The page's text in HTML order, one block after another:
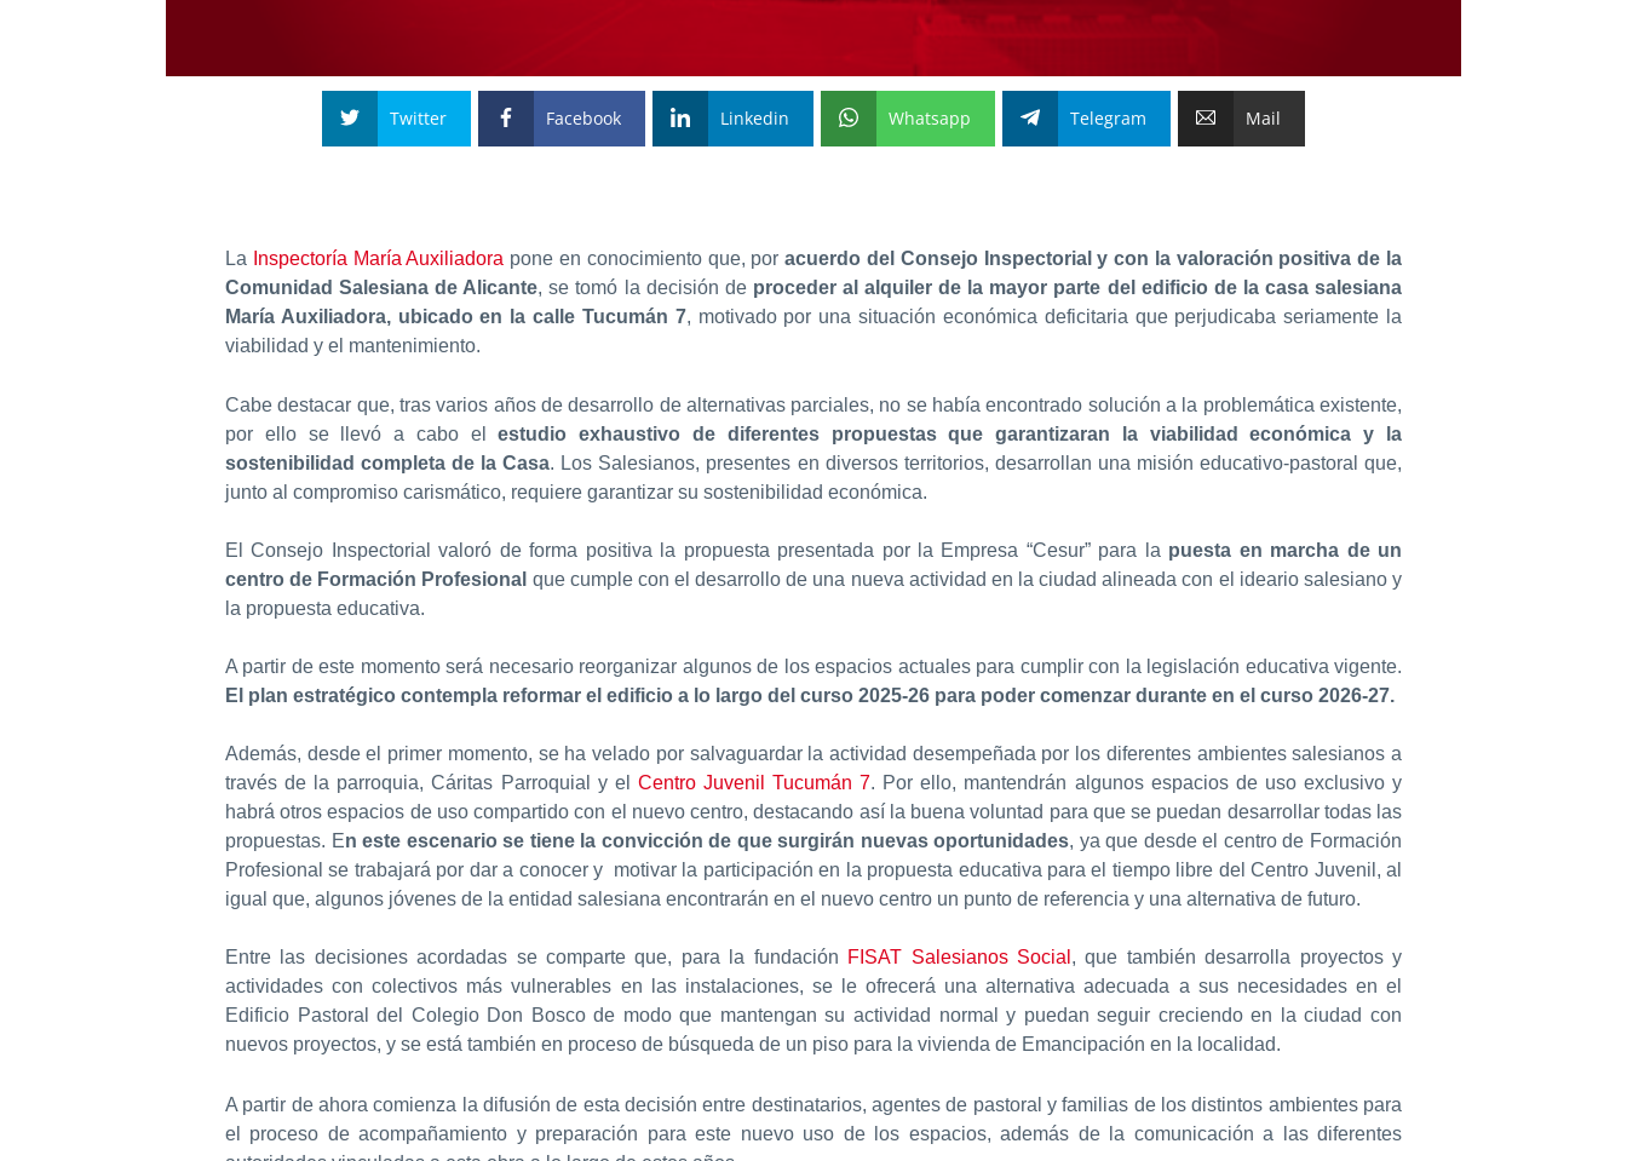
Twitter Facebook Linkedin Whatsapp Telegram Mail
La Inspectoría María Auxiliadora pone en conocimiento que, poracuerdo del Consejo Inspectorial y con la valoración positiva de la
Comunidad Salesiana de Alicante, se tomó la decisión de proceder al alquiler de la mayor parte del edificio de la casa salesiana
María Auxiliadora, ubicado en la calle Tucumán 7, motivado por una situación económica deficitaria que perjudicaba seriamente la
viabilidad y el mantenimiento.
Cabe destacar que, tras varios años de desarrollo de alternativas parciales, no se había encontrado solución a la problemática existente,
por ello se llevó a cabo el
estudio exhaustivo de diferentes propuestas que garantizaran la viabilidad económica y la
sostenibilidad completa de la Casa. Los Salesianos, presentes en diversos territorios, desarrollan una misión educativo-pastoral que,
junto al compromiso carismático, requiere garantizar su sostenibilidad económica.
El Consejo Inspectorial valoró de forma positiva la propuesta presentada por la Empresa “Cesur” para la puesta en marcha de un
centro de Formación Profesional que cumple con el desarrollo de una nueva actividad en la ciudad alineada con el ideario salesiano y
la propuesta educativa.
A partir de este momento será necesario reorganizar algunos de los espacios actuales para cumplir con la legislación educativa vigente.
El plan estratégico contempla reformar el edificio a lo largo del curso 2025-26 para poder comenzar durante en el curso 2026-27.
Además, desde el primer momento, se ha velado por salvaguardar la actividad desempeñada por los diferentes ambientes salesianos a
través de la parroquia, Cáritas Parroquial y el Centro Juvenil Tucumán 7. Por ello, mantendrán algunos espacios de uso exclusivo y
habrá otros espacios de uso compartido con el nuevo centro, destacando así la buena voluntad para que se puedan desarrollar todas las
propuestas. En este escenario se tiene la convicción de que surgirán nuevas oportunidades, ya que desde el centro de Formación
Profesional se trabajará por dar a conocer y motivar la participación en la propuesta educativa para el tiempo libre del Centro Juvenil, al
igual que, algunos jóvenes de la entidad salesiana encontrarán en el nuevo centro un punto de referencia y una alternativa de futuro.
Entre las decisiones acordadas se comparte que, para la fundación FISAT Salesianos Social , que también desarrolla proyectos y
actividades con colectivos más vulnerables en las instalaciones, se le ofrecerá una alternativa adecuada a sus necesidades en el
Edificio Pastoral del Colegio Don Bosco de modo que mantengan su actividad normal y puedan seguir creciendo en la ciudad con
nuevos proyectos, y se está también en proceso de búsqueda de un piso para la vivienda de Emancipación en la localidad.
A partir de ahora comienza la difusión de esta decisión entre destinatarios, agentes de pastoral y familias de los distintos ambientes para
el proceso de acompañamiento y preparación para este nuevo uso de los espacios, además de la comunicación a las diferentes